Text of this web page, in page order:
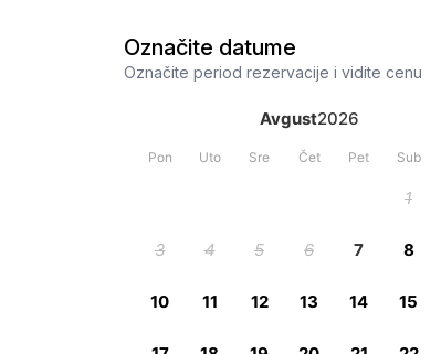
Označite datume
Označite period rezervacije i vidite cenu